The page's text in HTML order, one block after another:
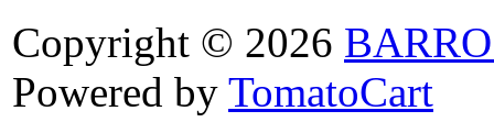
Copyright © 2026
Powered by TomatoCart